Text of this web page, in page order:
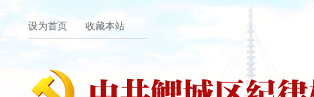
设为首页 收藏本站